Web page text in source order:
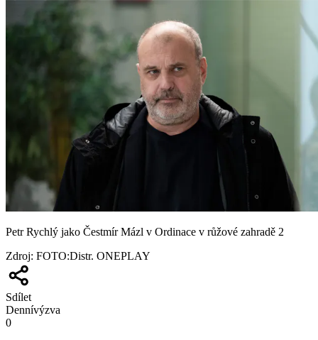
Petr Rychlý jako Čestmír Mázl v Ordinace v růžové zahradě 2
Zdroj: FOTO:Distr. ONEPLAY
Sdílet
Dennívýzva
0